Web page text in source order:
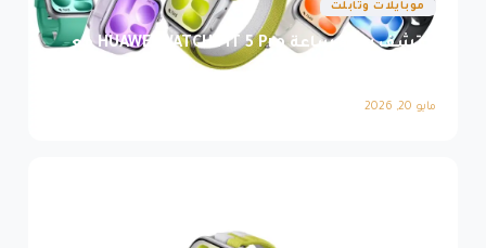
موبايلات وتابلت
اكتشف روعة ساعة HUAWEI WATCH FIT 5 Pro مع
مايو 20, 2026